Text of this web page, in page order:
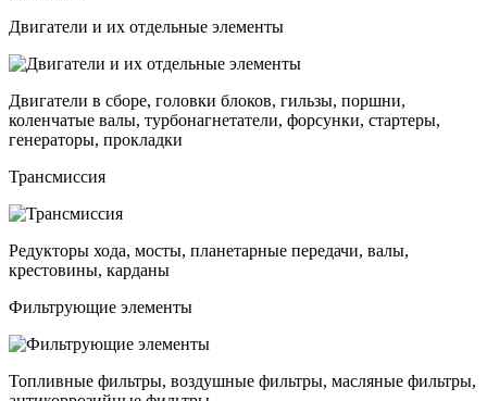
Двигатели и их отдельные элементы
Двигатели в сборе, головки блоков, гильзы, поршни,
коленчатые валы, турбонагнетатели, форсунки, стартеры,
генераторы, прокладки
Трансмиссия
Редукторы хода, мосты, планетарные передачи, валы,
крестовины, карданы
Фильтрующие элементы
Топливные фильтры, воздушные фильтры, масляные фильтры,